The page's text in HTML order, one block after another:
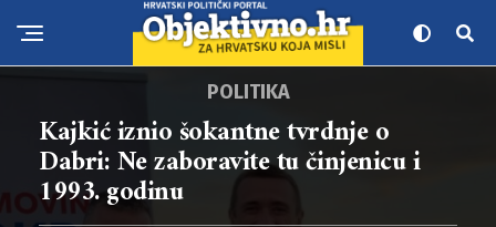
POLITIKA
Kajkić iznio šokantne tvrdnje o
Dabri: Ne zaboravite tu činjenicu i
1993. godinu